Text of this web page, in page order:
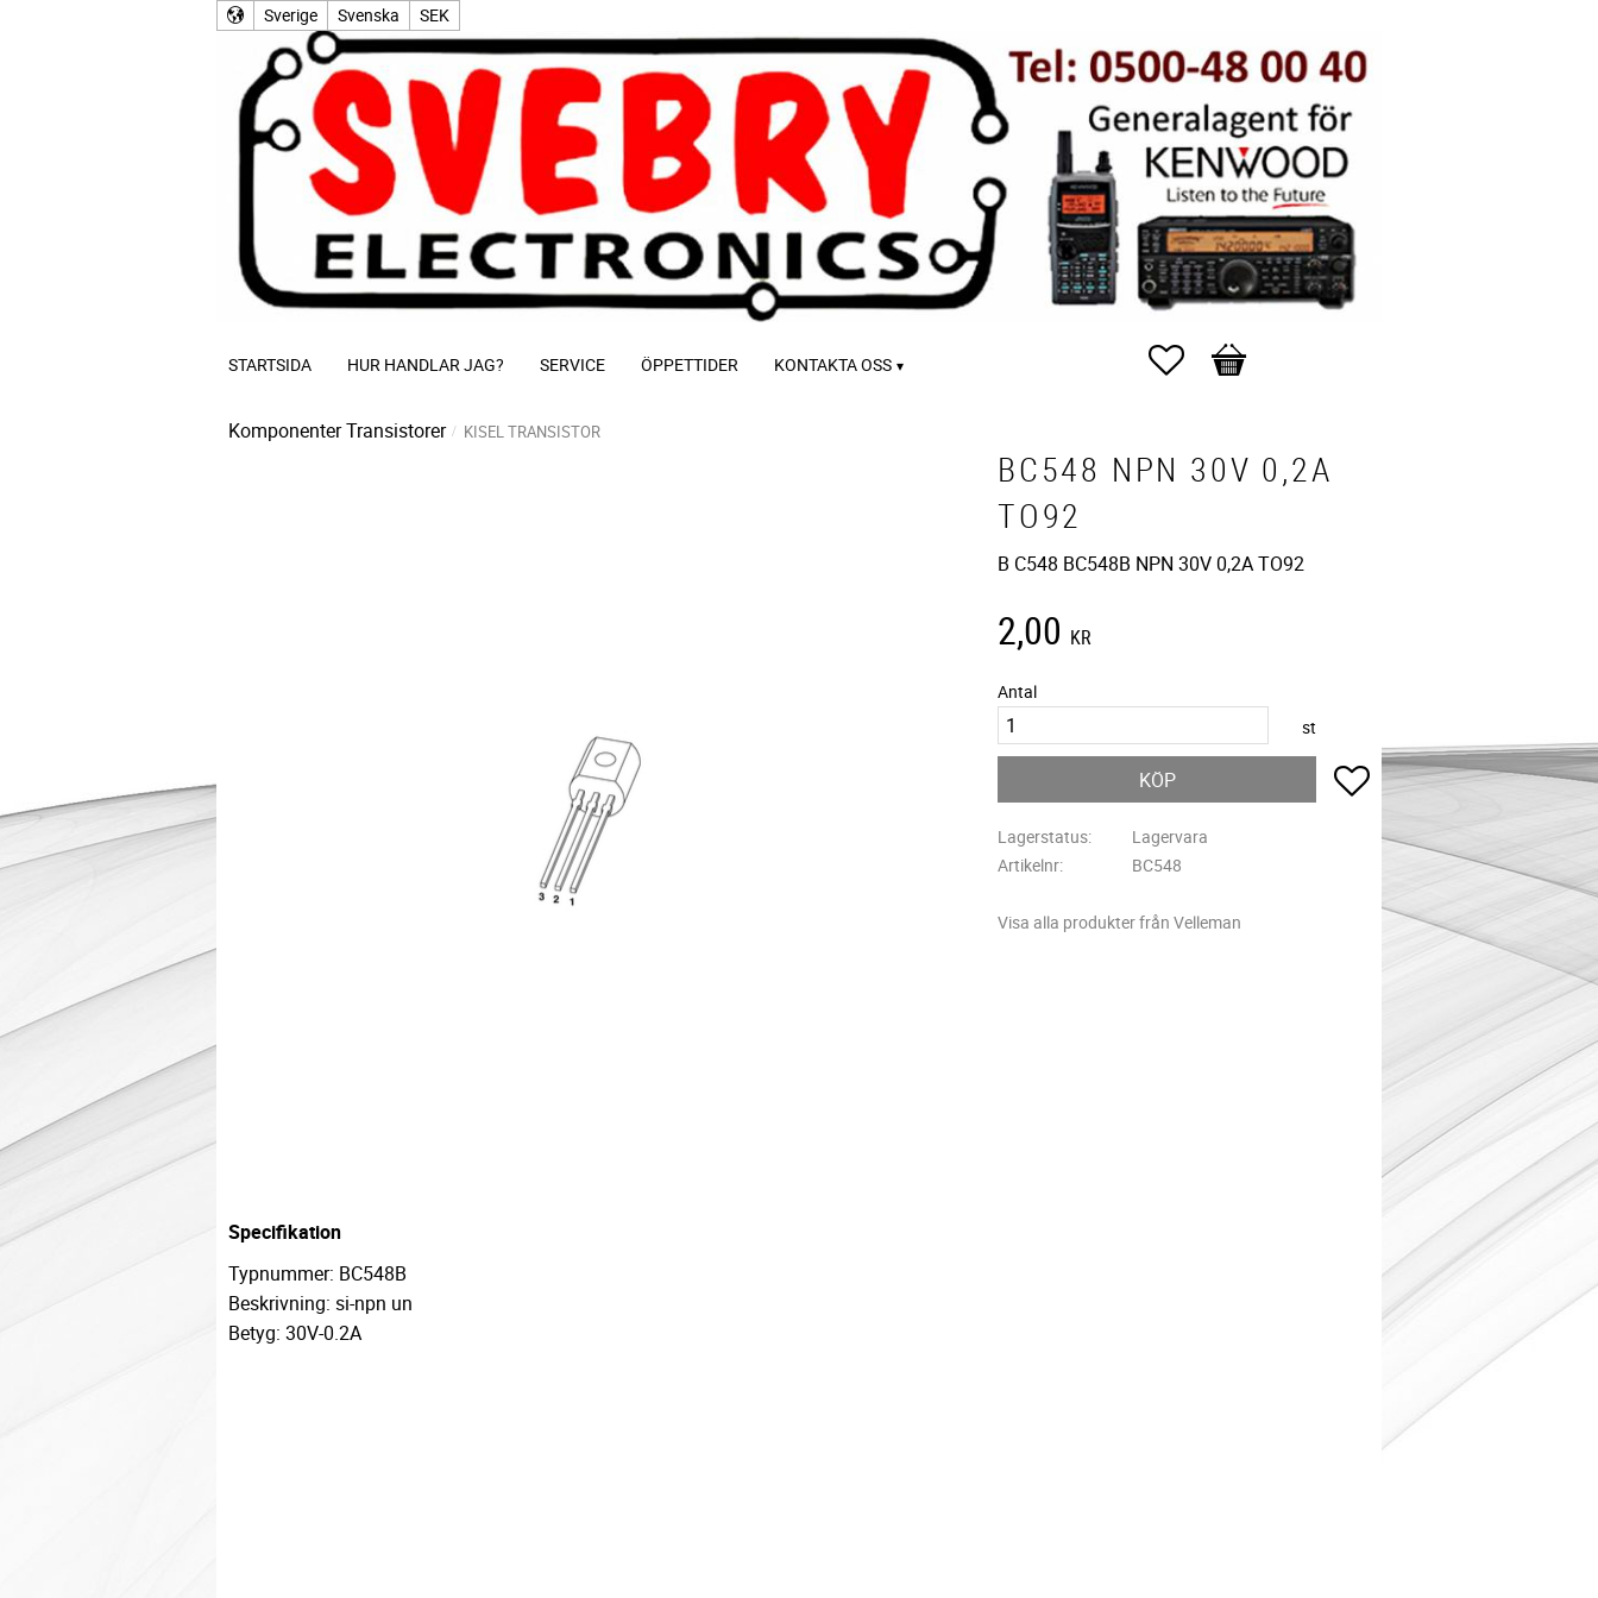
Sverige Svenska SEK
STARTSIDA HUR HANDLAR JAG? SERVICE ÖPPETTIDER KONTAKTA OSS Favoriter
Kundvagn
KomponenterTransistorer KISEL TRANSISTOR
BC548 NPN 30V 0,2A
TO92
B C548 BC548B NPN 30V 0,2A TO92
2,00 KR
Antal
st
KÖP Lägg till i favoriter
Lagerstatus
Lagervara
Artikelnr
BC548
Visa alla produkter från Velleman
Specifikation
Typnummer: BC548B
Beskrivning: si-npn un
Betyg: 30V-0.2A